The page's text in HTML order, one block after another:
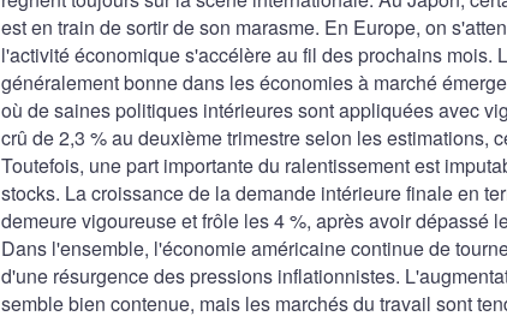
est en train de sortir de son marasme. En Europe, on
l'activité économique s'accélère au fil des prochains mois.
généralement bonne dans les économies à marché
où de saines politiques intérieures sont appliquées avec
crû de 2,3 % au deuxième trimestre selon les estimations,
Toutefois, une part importante du ralentissement est
stocks. La croissance de la demande intérieure finale en
demeure vigoureuse et frôle les 4 %, après avoir dépassé
Dans l'ensemble, l'économie américaine continue de
d'une résurgence des pressions inflationnistes.
semble bien contenue, mais les marchés du travail sont